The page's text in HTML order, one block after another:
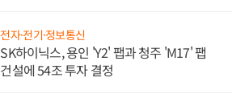
전자·전기·정보통신
SK하이닉스, 용인 'Y2' 팹과 청주 'M17' 팹
건설에 54조 투자 결정